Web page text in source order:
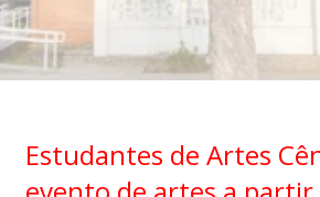
Estudantes de Artes